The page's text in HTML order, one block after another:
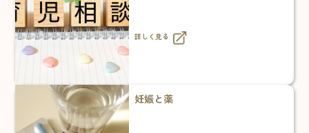
詳しく見る
妊娠と薬